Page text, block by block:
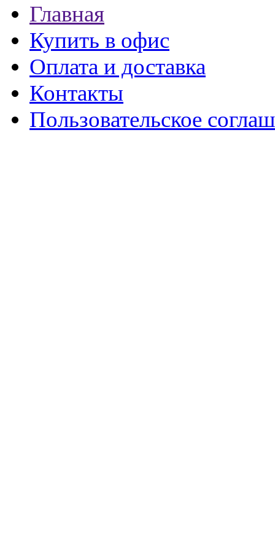
Главная
Купить в офис
Оплата и доставка
Контакты
Пользовательское